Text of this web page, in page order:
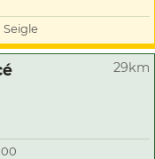
Seigle
29km